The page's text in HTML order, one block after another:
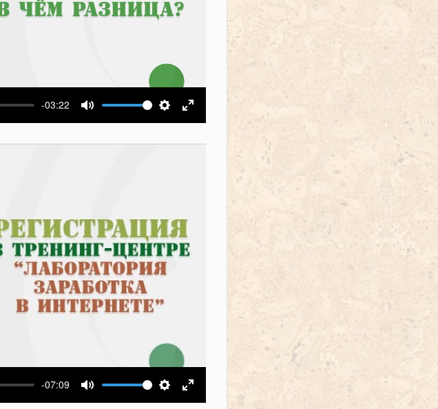
-03:22
Выключить звукНастройки
На весь экран
-07:09
Выключить звукНастройки
На весь экран